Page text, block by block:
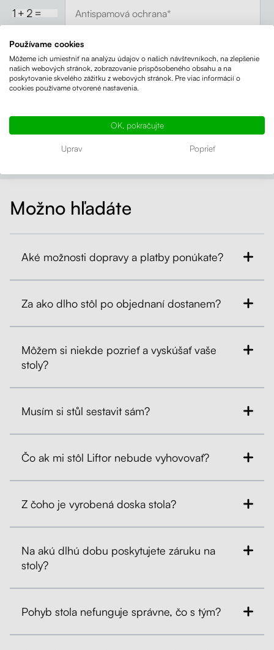
Súhlasím so spracovaním
použijeme iba na účely odpovede a komunikácie s vami.
Možno hľadáte
Aké možnosti dopravy a platby ponúkate?
Za ako dlho stôl po objednaní dostanem?
Môžem si niekde pozrieť a vyskúšať vaše
stoly?
Musím si stůl sestavit sám?
Čo ak mi stôl Liftor nebude vyhovovať?
Z čoho je vyrobená doska stola?
Na akú dlhú dobu poskytujete záruku na
stoly?
Pohyb stola nefunguje správne, čo s tým?
Používame cookies
Môžeme ich umiestniť na analýzu údajov o našich návštevníkoch, na zlepšenie
našich webových stránok, zobrazovanie prispôsobeného obsahu a na
poskytovanie skvelého zážitku z webových stránok. Pre viac informácií o
cookies používame otvorené nastavenia.
OK, pokračujte
Uprav Poprieť